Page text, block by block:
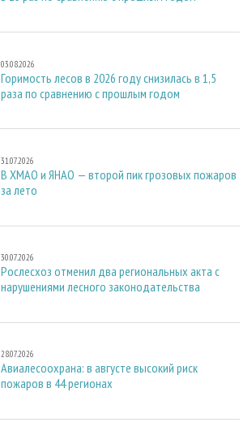
03.08.2026
Горимость лесов в 2026 году снизилась в 1,5
раза по сравнению с прошлым годом
31.07.2026
В ХМАО и ЯНАО — второй пик грозовых пожаров
за лето
30.07.2026
Рослесхоз отменил два региональных акта с
нарушениями лесного законодательства
28.07.2026
Авиалесоохрана: в августе высокий риск
пожаров в 44 регионах